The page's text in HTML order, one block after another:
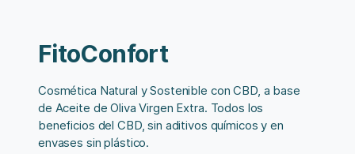
FitoConfort
Cosmética Natural y Sostenible con CBD, a base
de Aceite de Oliva Virgen Extra. Todos los
beneficios del CBD, sin aditivos químicos y en
envases sin plástico.